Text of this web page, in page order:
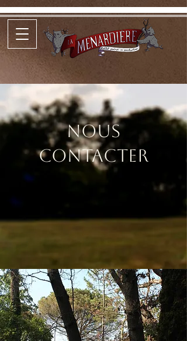
Nous
contacter